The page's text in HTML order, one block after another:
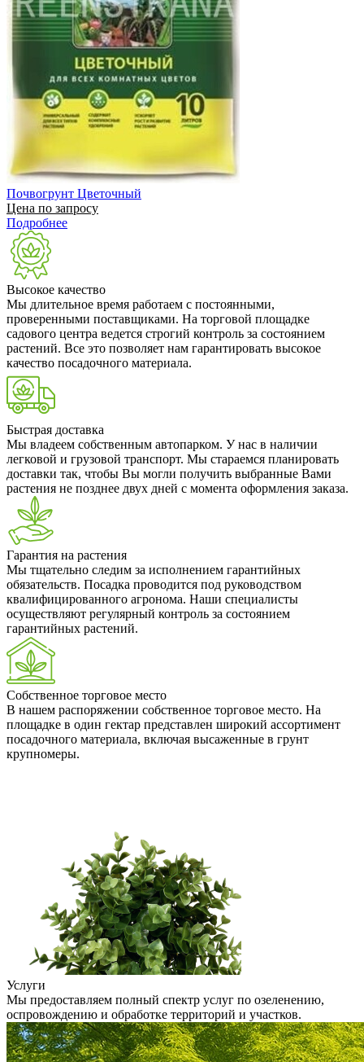
Почвогрунт Цветочный
Цена по запросу
Подробнее
Высокое качество
Мы длительное время работаем с постоянными,
проверенными поставщиками. На торговой площадке
садового центра ведется строгий контроль за состоянием
растений. Все это позволяет нам гарантировать высокое
качество посадочного материала.
Быстрая доставка
Мы владеем собственным автопарком. У нас в наличии
легковой и грузовой транспорт. Мы стараемся планировать
доставки так, чтобы Вы могли получить выбранные Вами
растения не позднее двух дней с момента оформления заказа.
Гарантия на растения
Мы тщательно следим за исполнением гарантийных
обязательств. Посадка проводится под руководством
квалифицированного агронома. Наши специалисты
осуществляют регулярный контроль за состоянием
гарантийных растений.
Собственное торговое место
В нашем распоряжении собственное торговое место. На
площадке в один гектар представлен широкий ассортимент
посадочного материала, включая высаженные в грунт
крупномеры.
Услуги
Мы предоставляем полный спектр услуг по озеленению,
оспровождению и обработке территорий и участков.